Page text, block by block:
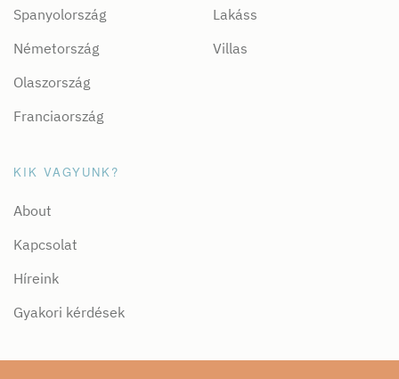
Spanyolország
Németország
Olaszország
Franciaország
Lakáss
Villas
KIK VAGYUNK?
About
Kapcsolat
Híreink
Gyakori kérdések